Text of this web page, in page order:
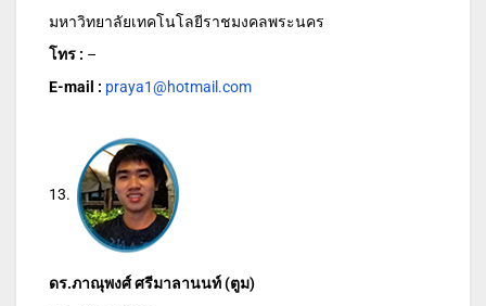
มหาวิทยาลัยเทคโนโลยีราชมงคลพระนคร
โทร : –
E-mail : praya1@hotmail.com
13.
ดร.ภาณุพงศ์ ศรีมาลานนท์ (ตูม)